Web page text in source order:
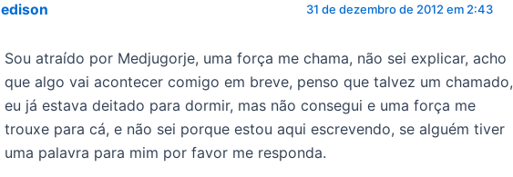
edison 31 de dezembro de 2012 em 2:43
Sou atraído por Medjugorje, uma força me chama, não sei explicar, acho
que algo vai acontecer comigo em breve, penso que talvez um chamado,
eu já estava deitado para dormir, mas não consegui e uma força me
trouxe para cá, e não sei porque estou aqui escrevendo, se alguém tiver
uma palavra para mim por favor me responda.